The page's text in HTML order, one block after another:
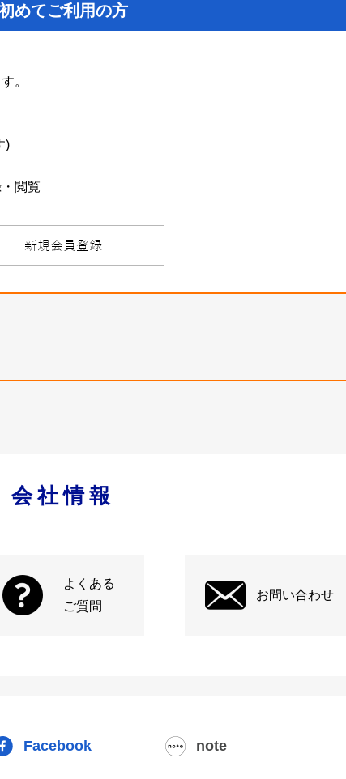
めてご利用の方
。
)
閲覧
会社情報
よくある
ご質問
お問い合わせ
Facebook note